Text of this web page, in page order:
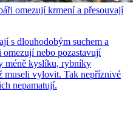
omezují krmení a přesouvají
s dlouhodobým suchem a
nebo pozastavují
méně kyslíku, rybníky
museli vylovit. Tak nepříznivé
nepamatují.